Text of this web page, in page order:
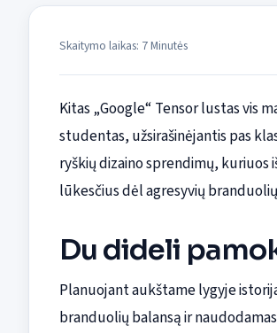
Skaitymo laikas: 7 Minutės
Kitas „Google“ Tensor lustas vis
studentas, užsirašinėjantis pas
ryškių dizaino sprendimų,
lūkesčius dėl agresyvių
Du dideli
Planuojant aukštame lygyje
branduolių balansą ir